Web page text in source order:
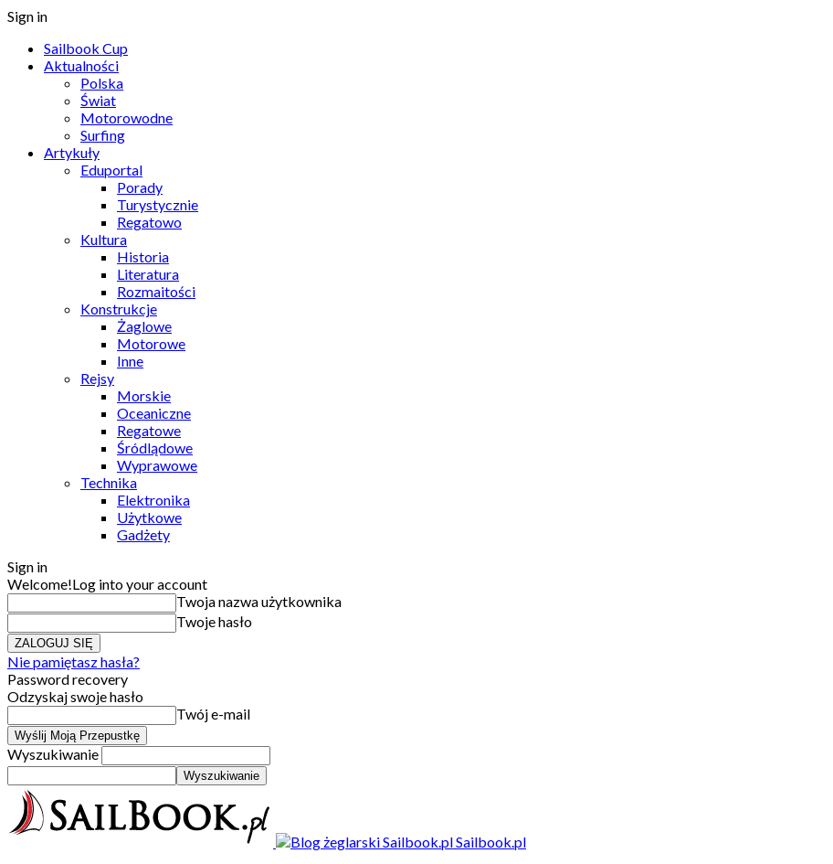
Sign in
Sailbook Cup
Aktualności
Polska
Świat
Motorowodne
Surfing
Artykuły
Eduportal
Porady
Turystycznie
Regatowo
Kultura
Historia
Literatura
Rozmaitości
Konstrukcje
Żaglowe
Motorowe
Inne
Rejsy
Morskie
Oceaniczne
Regatowe
Śródlądowe
Wyprawowe
Technika
Elektronika
Użytkowe
Gadżety
Sign in
Welcome!Log into your account
Twoja nazwa użytkownika
Twoje hasło
Nie pamiętasz hasła?
Password recovery
Odzyskaj swoje hasło
Twój e-mail
Wyszukiwanie
Sailbook.pl